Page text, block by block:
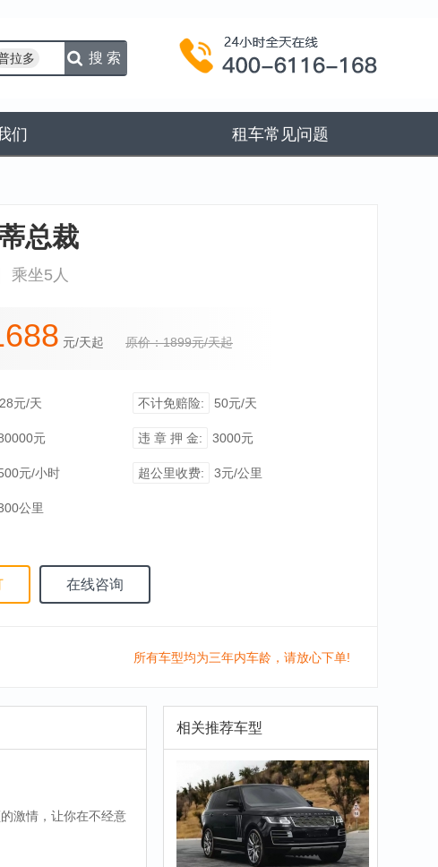
拉多 搜索
们 租车常见问题
总裁
乘坐5人
元/天起 原价：1899元/天起
28元/天 不计免赔险: 50元/天
元 违 章 押 金: 3000元
元/小时 超公里收费: 3元/公里
公里
在线咨询
所有车型均为三年内车龄，请放心下单!
激情，让你在不经意
相关推荐车型